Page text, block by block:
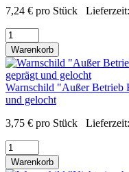
7,24 € pro Stück Lieferzeit:
Warenkorb
Warnschild "Außer Betrieb
und gelocht
3,75 € pro Stück Lieferzeit:
Warenkorb